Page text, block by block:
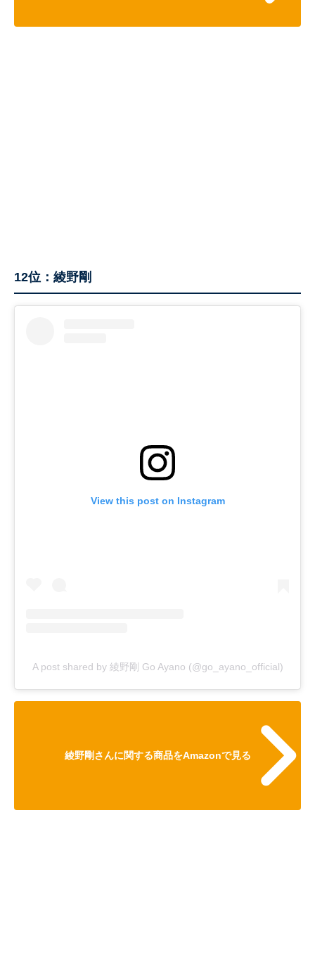
12位：綾野剛
View this post on Instagram
A post shared by 綾野剛 Go Ayano (@go_ayano_official)
綾野剛さんに関する商品をAmazonで見る